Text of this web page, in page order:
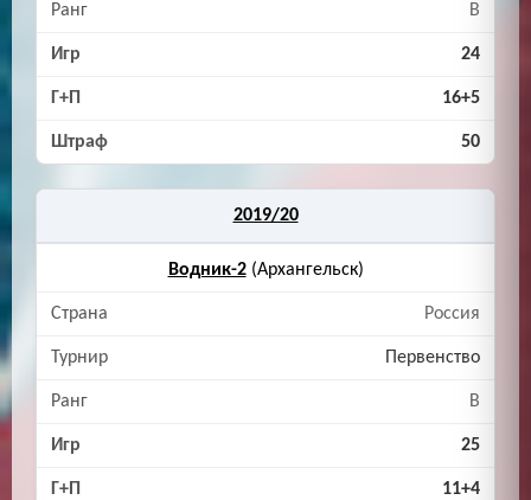
B
24
16+5
50
2019/20
Водник-2(Архангельск)
Россия
Первенство
B
25
11+4